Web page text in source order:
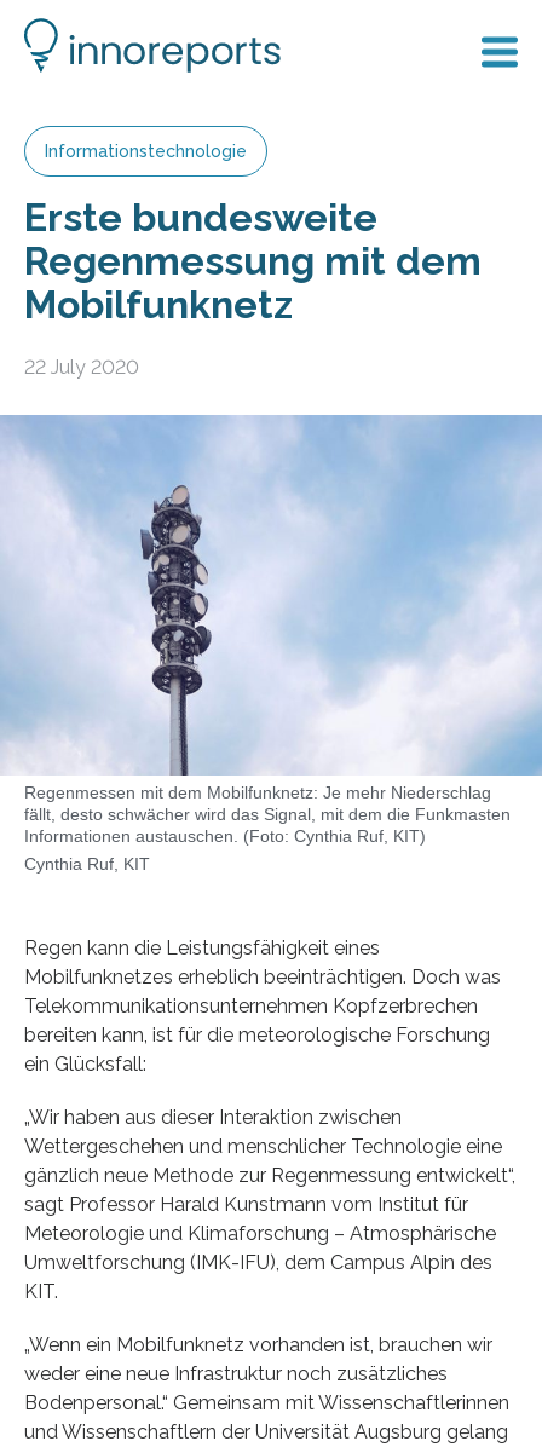
Informationstechnologie
Erste bundesweite
Regenmessung mit dem
Mobilfunknetz
22 July 2020
Regenmessen mit dem Mobilfunknetz: Je mehr Niederschlag
fällt, desto schwächer wird das Signal, mit dem die Funkmasten
Informationen austauschen. (Foto: Cynthia Ruf, KIT)
Cynthia Ruf, KIT
Regen kann die Leistungsfähigkeit eines
Mobilfunknetzes erheblich beeinträchtigen. Doch was
Telekommunikationsunternehmen Kopfzerbrechen
bereiten kann, ist für die meteorologische Forschung
ein Glücksfall:
„Wir haben aus dieser Interaktion zwischen
Wettergeschehen und menschlicher Technologie eine
gänzlich neue Methode zur Regenmessung entwickelt“,
sagt Professor Harald Kunstmann vom Institut für
Meteorologie und Klimaforschung – Atmosphärische
Umweltforschung (IMK-IFU), dem Campus Alpin des
KIT.
„Wenn ein Mobilfunknetz vorhanden ist, brauchen wir
weder eine neue Infrastruktur noch zusätzliches
Bodenpersonal.“ Gemeinsam mit Wissenschaftlerinnen
und Wissenschaftlern der Universität Augsburg gelang